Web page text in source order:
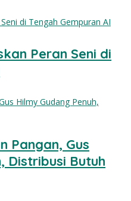
Peran Seni di
Pangan, Gus
Distribusi Butuh